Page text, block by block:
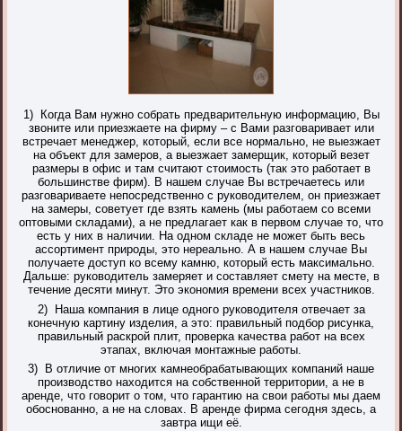
1) Когда Вам нужно собрать предварительную информацию, Вы
звоните или приезжаете на фирму – с Вами разговаривает или
встречает менеджер, который, если все нормально, не выезжает
на объект для замеров, а выезжает замерщик, который везет
размеры в офис и там считают стоимость (так это работает в
большинстве фирм). В нашем случае Вы встречаетесь или
разговариваете непосредственно с руководителем, он приезжает
на замеры, советует где взять камень (мы работаем со всеми
оптовыми складами), а не предлагает как в первом случае то, что
есть у них в наличии. На одном складе не может быть весь
ассортимент природы, это нереально. А в нашем случае Вы
получаете доступ ко всему камню, который есть максимально.
Дальше: руководитель замеряет и составляет смету на месте, в
течение десяти минут. Это экономия времени всех участников.
2) Наша компания в лице одного руководителя отвечает за
конечную картину изделия, а это: правильный подбор рисунка,
правильный раскрой плит, проверка качества работ на всех
этапах, включая монтажные работы.
3) В отличие от многих камнеобрабатывающих компаний наше
производство находится на собственной территории, а не в
аренде, что говорит о том, что гарантию на свои работы мы даем
обоснованно, а не на словах. В аренде фирма сегодня здесь, а
завтра ищи её.